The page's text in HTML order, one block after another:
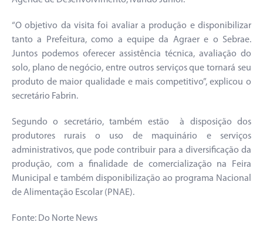
“O objetivo da visita foi avaliar a produção e disponibilizar
tanto a Prefeitura, como a equipe da Agraer e o Sebrae.
Juntos podemos oferecer assistência técnica, avaliação do
solo, plano de negócio, entre outros serviços que tornará seu
produto de maior qualidade e mais competitivo”, explicou o
secretário Fabrin.
Segundo o secretário, também estão à disposição dos
produtores rurais o uso de maquinário e serviços
administrativos, que pode contribuir para a diversificação da
produção, com a finalidade de comercialização na Feira
Municipal e também disponibilização ao programa Nacional
de Alimentação Escolar (PNAE).
Fonte: Do Norte News